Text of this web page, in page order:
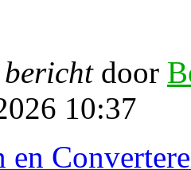
door
10:37
en